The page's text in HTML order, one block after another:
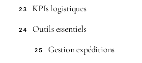
23 KPIs logistiques
24 Outils essentiels
25 Gestion expéditions